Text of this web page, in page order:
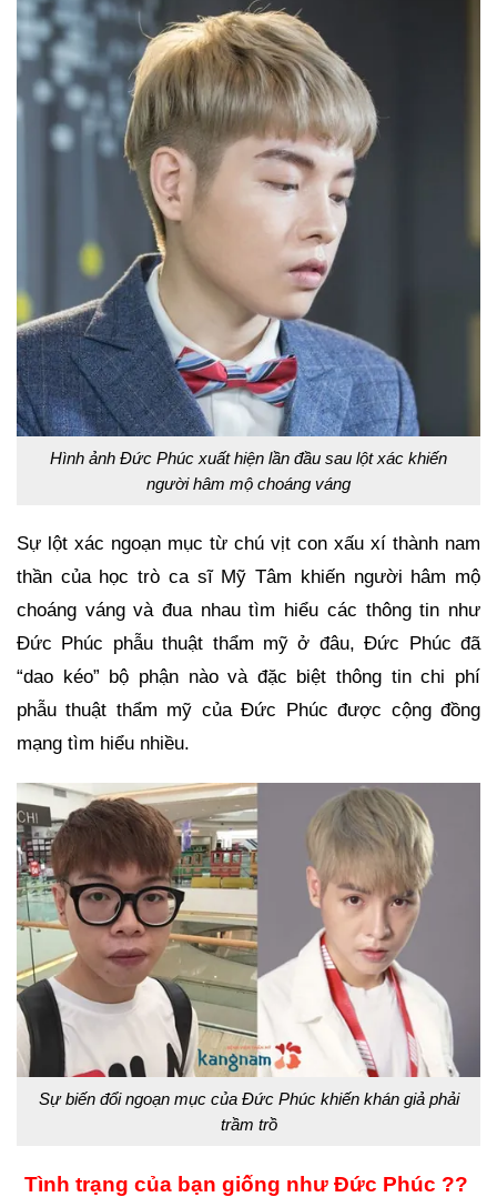
Hình ảnh Đức Phúc xuất hiện lần đầu sau lột xác khiến
người hâm mộ choáng váng
Sự lột xác ngoạn mục từ chú vịt con xấu xí thành nam
thần của học trò ca sĩ Mỹ Tâm khiến người hâm mộ
choáng váng và đua nhau tìm hiểu các thông tin như
Đức Phúc phẫu thuật thẩm mỹ ở đâu, Đức Phúc đã
“dao kéo” bộ phận nào và đặc biệt thông tin chi phí
phẫu thuật thẩm mỹ của Đức Phúc được cộng đồng
mạng tìm hiểu nhiều.
Sự biến đổi ngoạn mục của Đức Phúc khiến khán giả phải
trầm trồ
Tình trạng của bạn giống như Đức Phúc ??